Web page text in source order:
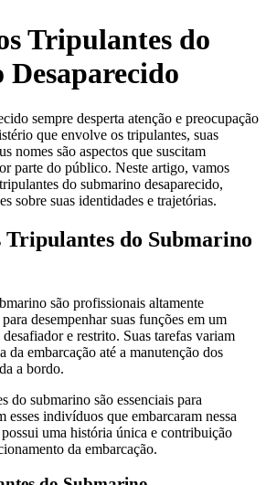
Tripulantes do
sempre desperta atenção e preocupação
que envolve os tripulantes, suas
nomes são aspectos que suscitam
parte do público. Neste artigo, vamos
do submarino desaparecido,
sobre suas identidades e trajetórias.
Tripulantes do Submarino
são profissionais altamente
desempenhar suas funções em um
e restrito. Suas tarefas variam
da embarcação até a manutenção dos
a bordo.
do submarino são essenciais para
esses indivíduos que embarcaram nessa
uma história única e contribuição
da embarcação.